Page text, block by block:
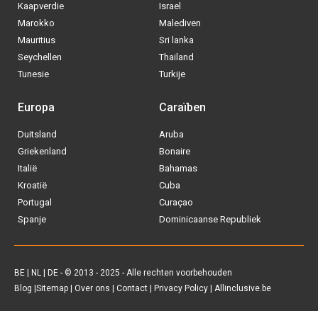
Kaapverdie
Marokko
Mauritius
Seychellen
Tunesie
Israel
Malediven
Sri lanka
Thailand
Turkije
Europa
Duitsland
Griekenland
Italië
Kroatië
Portugal
Spanje
Caraïben
Aruba
Bonaire
Bahamas
Cuba
Curaçao
Dominicaanse Republiek
BE NL DE - © 2013 - 2025 - Alle rechten voorbehouden
Blog Sitemap Over ons Contact Privacy Policy | Allinclusive.be
Vakantiediscounter
D-reizen